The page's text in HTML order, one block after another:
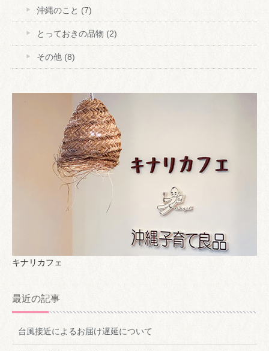
沖縄のこと (7)
とっておきの品物 (2)
その他 (8)
キナリカフェ
最近の記事
台風接近によるお届け遅延について